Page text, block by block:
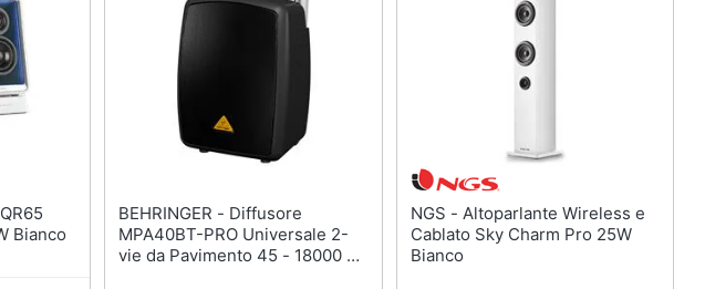
Bianco
BEHRINGER - Diffusore
MPA40BT-PRO Universale 2-
vie da Pavimento 45 - 18000 Hz
NGS - Altoparlante Wireless e
Cablato Sky Charm Pro 25W
Bianco